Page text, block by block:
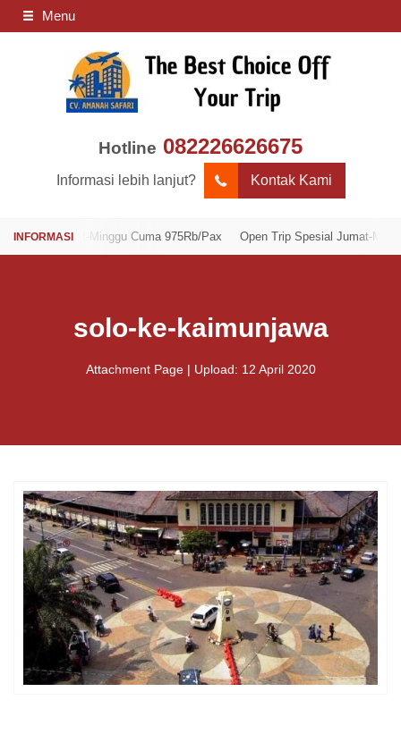
Menu
Hotline 082226626675
Informasi lebih lanjut? Kontak Kami
Jumat-Minggu Cuma 975Rb/Pax Open Trip Spesial Jumat-Minggu
solo-ke-kaimunjawa
Attachment Page | Upload: 12 April 2020